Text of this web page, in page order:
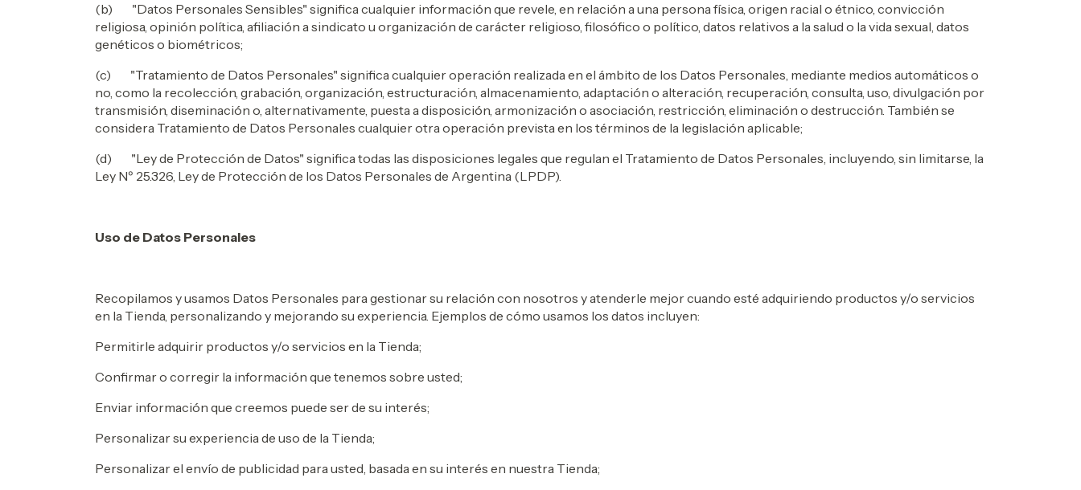
(b) "Datos Personales Sensibles" significa cualquier información que revele, en relación a una persona física, origen racial o étnico, convicción
religiosa, opinión política, afiliación a sindicato u organización de carácter religioso, filosófico o político, datos relativos a la salud o la vida sexual, datos
genéticos o biométricos;
(c) "Tratamiento de Datos Personales" significa cualquier operación realizada en el ámbito de los Datos Personales, mediante medios automáticos o
no, como la recolección, grabación, organización, estructuración, almacenamiento, adaptación o alteración, recuperación, consulta, uso, divulgación por
transmisión, diseminación o, alternativamente, puesta a disposición, armonización o asociación, restricción, eliminación o destrucción. También se
considera Tratamiento de Datos Personales cualquier otra operación prevista en los términos de la legislación aplicable;
(d) "Ley de Protección de Datos" significa todas las disposiciones legales que regulan el Tratamiento de Datos Personales, incluyendo, sin limitarse, la
Ley Nº 25.326, Ley de Protección de los Datos Personales de Argentina (LPDP).
Uso de Datos Personales
Recopilamos y usamos Datos Personales para gestionar su relación con nosotros y atenderle mejor cuando esté adquiriendo productos y/o servicios
en la Tienda, personalizando y mejorando su experiencia. Ejemplos de cómo usamos los datos incluyen:
Permitirle adquirir productos y/o servicios en la Tienda;
Confirmar o corregir la información que tenemos sobre usted;
Enviar información que creemos puede ser de su interés;
Personalizar su experiencia de uso de la Tienda;
Personalizar el envío de publicidad para usted, basada en su interés en nuestra Tienda;